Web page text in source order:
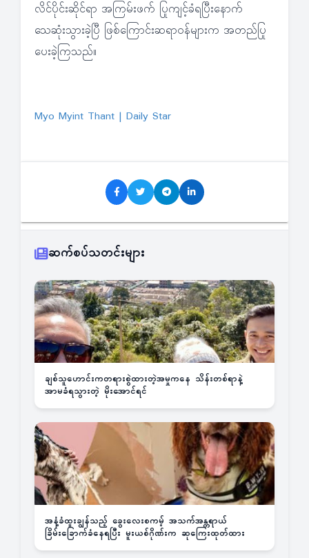
လိင်ပိုင်းဆိုင်ရာ အကြမ်းဖက် ပြုကျင့်ခံရပြီးနောက်
သေဆုံးသွားခဲ့ပြီ ဖြစ်ကြောင်းဆရာဝန်များက အတည်ပြု
ပေးခဲ့ကြသည်။
Myo Myint Thant | Daily Star
ဆက်စပ်သတင်းများ
ချစ်သူဟောင်းကတရားစွဲထားတဲ့အမှုကနေ သိန်းတစ်ရာနဲ့
အာမခံရသွားတဲ့ မိုးအောင်ရင်
အနံ့ခံထူးချွန်သည့် ခွေးလေးစကမ့် အသက်အန္တရာယ်
ခြိမ်းခြောက်ခံနေရပြီး မူးယစ်ဂိုဏ်းက ဆုကြေးထုတ်ထား